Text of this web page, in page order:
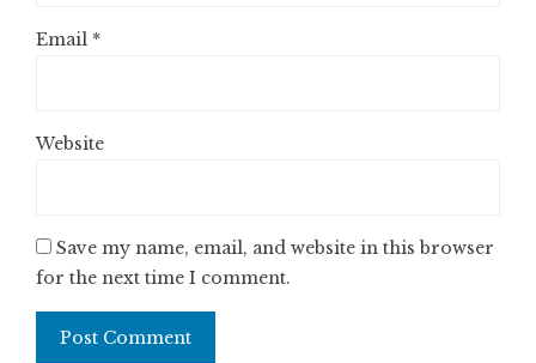
Email *
Website
Save my name, email, and website in this browser
for the next time I comment.